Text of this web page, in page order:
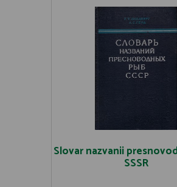
Slovar nazvanii
SSSR